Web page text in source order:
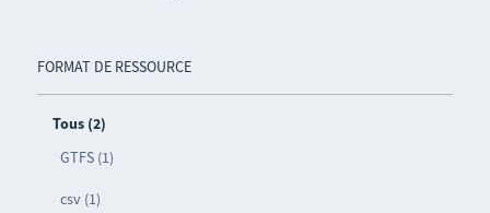
FORMAT DE RESSOURCE
Tous (2)
GTFS (1)
csv (1)